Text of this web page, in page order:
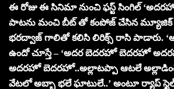
ఈ రోజు ఈ సినిమా నుంచి ఫస్ట్ సింగిల్
పాటను మంచి బీట్ తో కంపోజ్ చేసిన మ్యూజిక్
భరద్వాజ్ గాలితో కలిసి లిరిక్స్ రాసి పాడారు.
ఉందో చూస్తే – ‘అదర బెదరహో బెదరహో
అదరహో బెదరహో..అల్లాటప్పా ఆటలే
వేటలో అబ్బా భలే ఘాటులే..’ అంటూ ర్యాప్